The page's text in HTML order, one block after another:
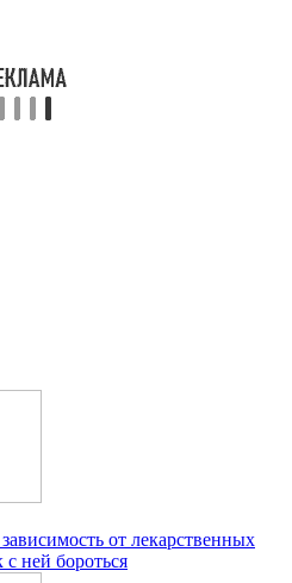
от лекарственных
с ней бороться